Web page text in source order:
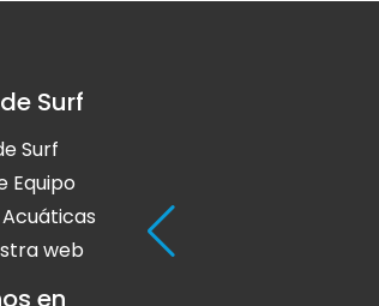
Surf
Surf
Equipo
web
en